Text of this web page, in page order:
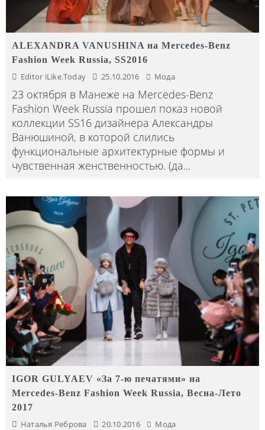
ALEXANDRA VANUSHINA на Mercedes-Benz
Fashion Week Russia, SS2016
Editor iLike.Today 25.10.2016 Мода
23 октября в Манеже на Mercedes-Benz
Fashion Week Russia прошел показ новой
коллекции SS16 дизайнера Александры
Ванюшиной, в которой слились
функциональные архитектурные формы и
чувственная женственностью. (да...
IGOR GULYAEV «За 7-ю печатями» на
Mercedes-Benz Fashion Week Russia, Весна-Лето
2017
Наталья Реброва 20.10.2016 Мода